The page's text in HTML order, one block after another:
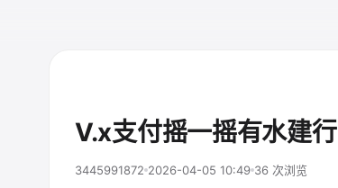
V.x支付摇一摇有水建行
3445991872 2026-04-05 10:49 36 次浏览